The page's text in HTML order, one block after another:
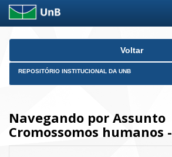
Skip
Voltar
REPOSITÓRIO INSTITUCIONAL DA UNB
Navegando por Assunto
Cromossomos humanos